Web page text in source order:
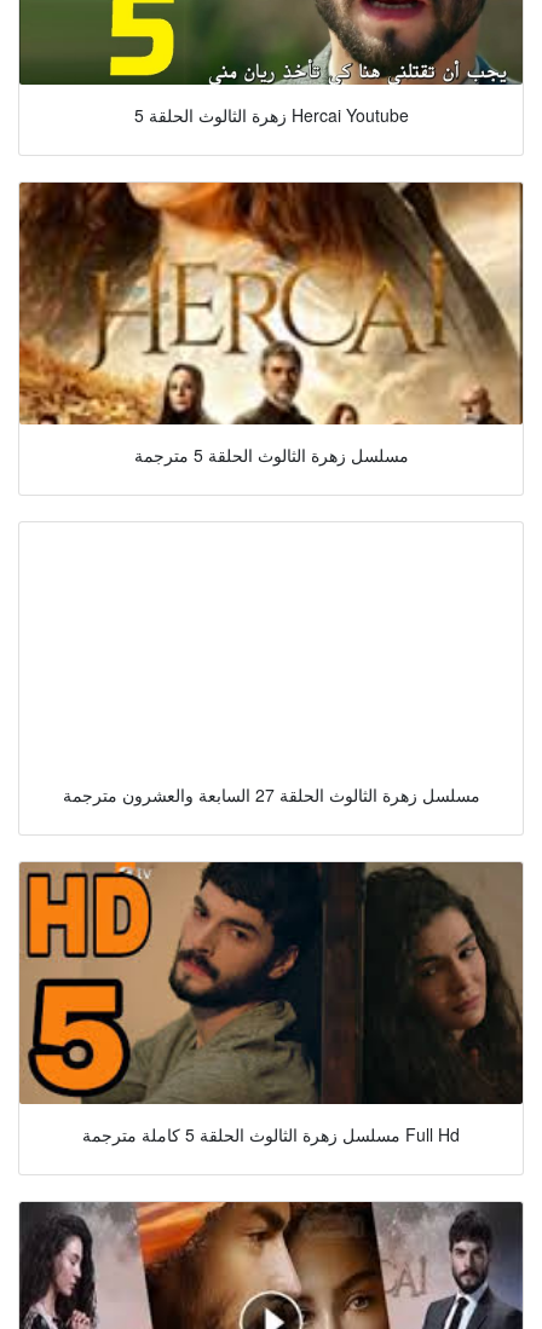
زهرة الثالوث الحلقة 5 Hercai Youtube
مسلسل زهرة الثالوث الحلقة 5 مترجمة
مسلسل زهرة الثالوث الحلقة 27 السابعة والعشرون مترجمة
مسلسل زهرة الثالوث الحلقة 5 كاملة مترجمة Full Hd